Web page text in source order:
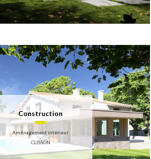
Construction
Aménagement intérieur
CLISSON